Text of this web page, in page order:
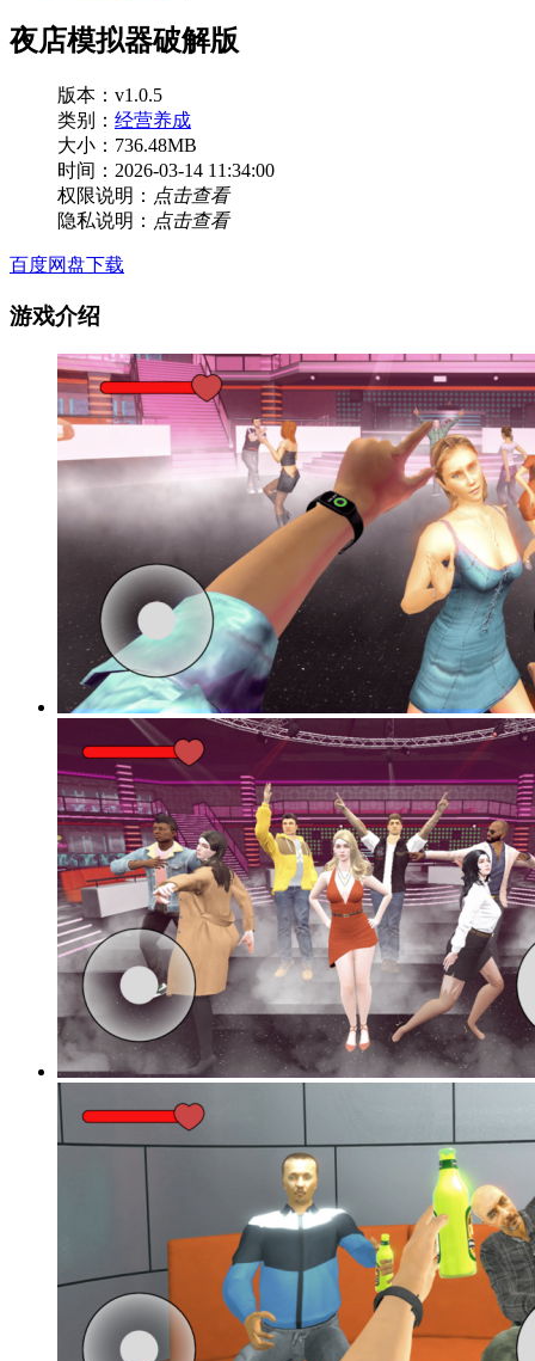
夜店模拟器破解版
版本：v1.0.5
类别： 经营养成
大小：736.48MB
时间：2026-03-14 11:34:00
权限说明： 点击查看
隐私说明： 点击查看
百度网盘下载
游戏介绍